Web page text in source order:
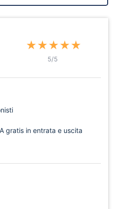
★★★★★
5/5
gratis in entrata e uscita